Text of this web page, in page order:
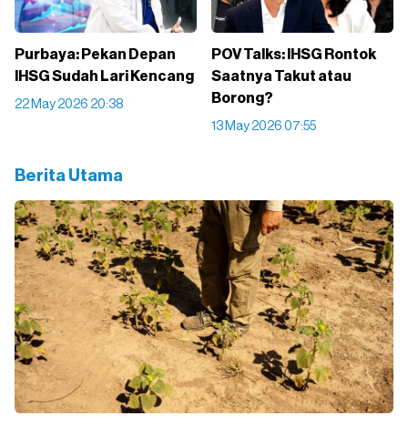
Purbaya: Pekan Depan
IHSG Sudah Lari Kencang
22 May 2026 20:38
POV Talks: IHSG Rontok
Saatnya Takut atau
Borong?
13 May 2026 07:55
Berita Utama